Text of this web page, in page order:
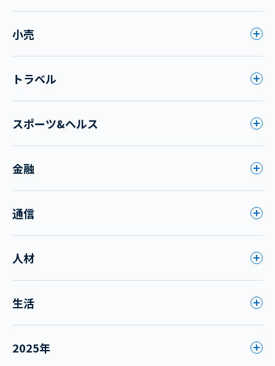
小売
トラベル
スポーツ&ヘルス
金融
通信
人材
生活
2025年